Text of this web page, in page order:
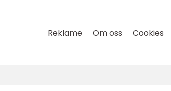
Reklame Om oss Cookies